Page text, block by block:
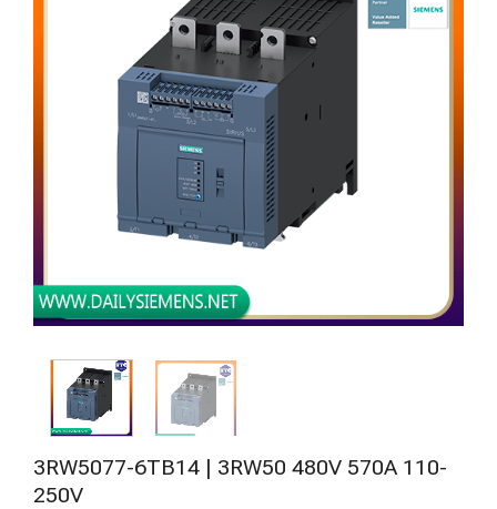
3RW5077-6TB14 | 3RW50 480V 570A 110-
250V